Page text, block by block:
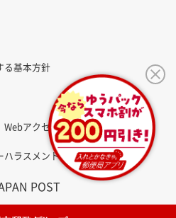
る基本方針
アクセシビリティ方針
ラスメントに関する考え方
POST